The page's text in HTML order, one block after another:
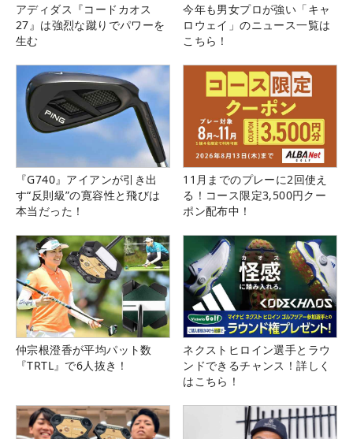
アディダス『コードカオス
27』は強烈な蹴りでパワーを
生む
今年も男女プロが強い「キャ
ロウェイ」のニュース一覧は
こちら！
『G740』アイアンが引き出
す“反則級”の寛容性と飛びは
本当だった！
11月までのプレーに2回使え
る！コース限定3,500円クー
ポン配布中！
仲宗根澄香が平均パット数
『TRTL』で6人抜き！
ネクストヒロイン選手とラウ
ンドできるチャンス！詳しく
はこちら！